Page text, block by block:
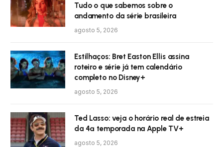
Tudo o que sabemos sobre o
andamento da série brasileira
agosto 5, 2026
Estilhaços: Bret Easton Ellis assina
roteiro e série já tem calendário
completo no Disney+
agosto 5, 2026
Ted Lasso: veja o horário real de estreia
da 4ª temporada na Apple TV+
agosto 5, 2026